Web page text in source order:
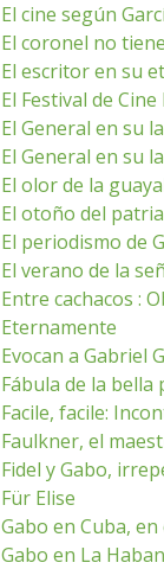
El cine según
El coronel no
El escritor en su
El Festival de
El General en su
El General en su
El olor de la
El otoño del
El periodismo de
El verano de la
Entre cachacos :
Eternamente
Evocan a Gabriel
Fábula de la bella
Facile, facile:
Faulkner, el
Fidel y Gabo,
Für Elise
Gabo en Cuba,
Gabo en La